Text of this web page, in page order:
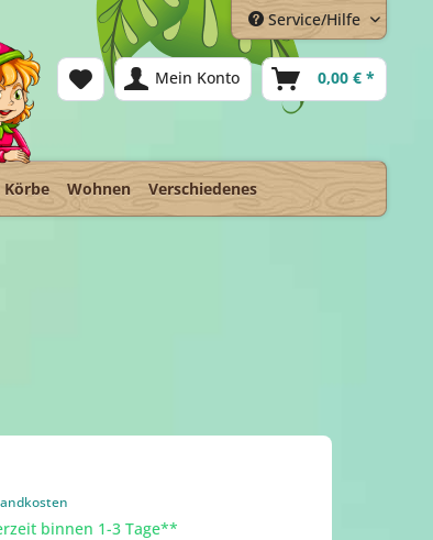
Service/Hilfe
Mein Konto 0,00 € *
Körbe Wohnen Verschiedenes
binnen 1-3 Tage**